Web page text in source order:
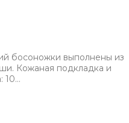
босоножки выполнены из
Кожаная подкладка и
10…